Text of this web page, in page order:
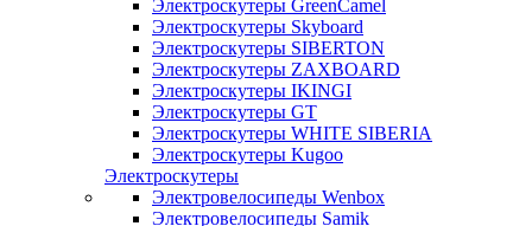
Электроскутеры GreenCamel
Электроскутеры Skyboard
Электроскутеры SIBERTON
Электроскутеры ZAXBOARD
Электроскутеры IKINGI
Электроскутеры GT
Электроскутеры WHITE SIBERIA
Электроскутеры Kugoo
Электроскутеры
Электровелосипеды Wenbox
Электровелосипеды Samik